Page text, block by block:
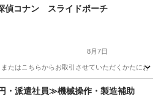
偵コナン スライドポーチ
8月7日
たはこちらからお取引させていただくかたにお譲
マンガ、コミック、アニメ
・派遣社員≫機械操作・製造補助